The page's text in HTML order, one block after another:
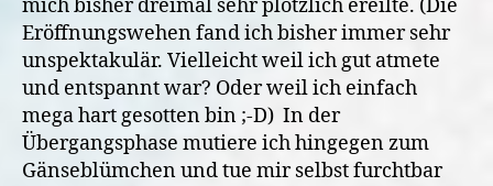
mich bisher dreimal sehr plötzlich ereilte. (Die
Eröffnungswehen fand ich bisher immer sehr
unspektakulär. Vielleicht weil ich gut atmete
und entspannt war? Oder weil ich einfach
mega hart gesotten bin ;-D) In der
Übergangsphase mutiere ich hingegen zum
Gänseblümchen und tue mir selbst furchtbar